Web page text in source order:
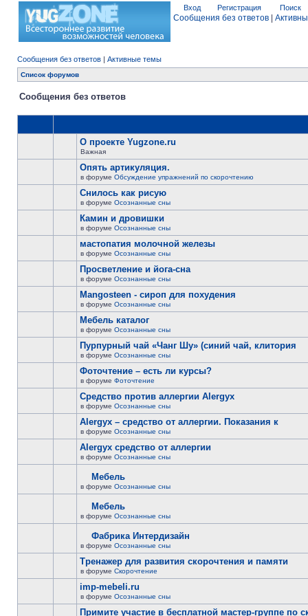
Вход Регистрация Поиск
Сообщения без ответов
Сообщения без ответов | Активные темы
Список форумов
Сообщения без ответов
О проекте Yugzone.ru
Важная
Опять артикуляция.
в форуме Обсуждение упражнений по скорочтению
Снилось как рисую
в форуме Осознанные сны
Камин и дровишки
в форуме Осознанные сны
мастопатия молочной железы
в форуме Осознанные сны
Просветление и йога-сна
в форуме Осознанные сны
Mangosteen - сироп для похудения
в форуме Осознанные сны
Мебель каталог
в форуме Осознанные сны
Пурпурный чай «Чанг Шу» (синий чай, клитория
в форуме Осознанные сны
Фоточтение – есть ли курсы?
в форуме Фоточтение
Cредство против аллергии Alergyx
в форуме Осознанные сны
Alergyx – средство от аллергии. Показания к
в форуме Осознанные сны
Alergyx средство от аллергии
в форуме Осознанные сны
Мебель
в форуме Осознанные сны
Мебель
в форуме Осознанные сны
Фабрика Интердизайн
в форуме Осознанные сны
Тренажер для развития скорочтения и памяти
в форуме Скорочтение
imp-mebeli.ru
в форуме Осознанные сны
Примите участие в бесплатной мастер-группе по